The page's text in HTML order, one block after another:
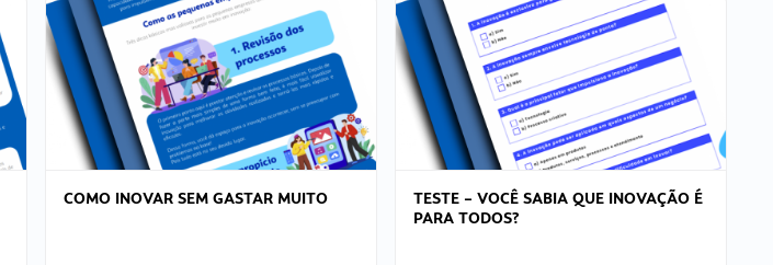
COMO INOVAR SEM GASTAR MUITO
TESTE – VOCÊ SABIA QUE INOVAÇÃO É
PARA TODOS?